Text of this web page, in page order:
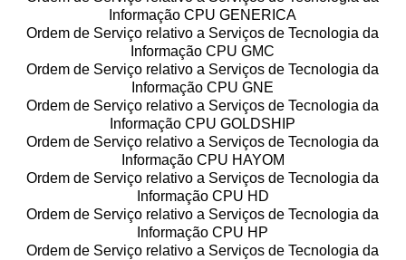
Informação CPU GENERICA
Ordem de Serviço relativo a Serviços de Tecnologia da
Informação CPU GMC
Ordem de Serviço relativo a Serviços de Tecnologia da
Informação CPU GNE
Ordem de Serviço relativo a Serviços de Tecnologia da
Informação CPU GOLDSHIP
Ordem de Serviço relativo a Serviços de Tecnologia da
Informação CPU HAYOM
Ordem de Serviço relativo a Serviços de Tecnologia da
Informação CPU HD
Ordem de Serviço relativo a Serviços de Tecnologia da
Informação CPU HP
Ordem de Serviço relativo a Serviços de Tecnologia da